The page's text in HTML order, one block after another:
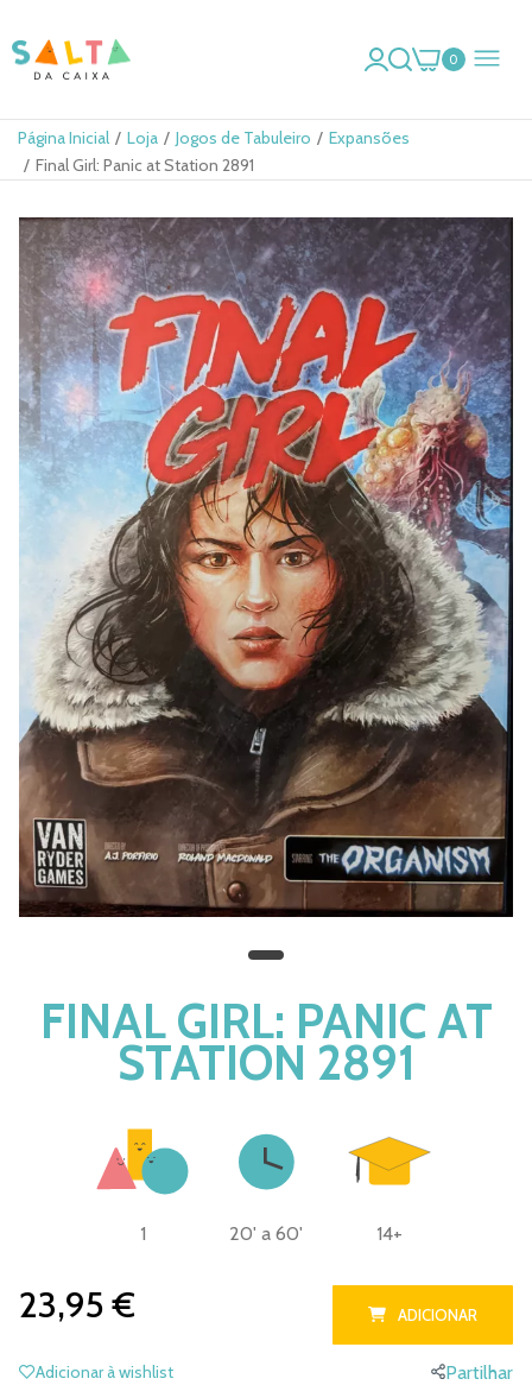
0
Página Inicial Loja Jogos de Tabuleiro
Expansões
Final Girl: Panic at Station 2891
FINAL GIRL: PANIC AT
STATION 2891
1 20' a 60' 14+
23,95 € ADICIONAR
Adicionar à wishlist Partilhar